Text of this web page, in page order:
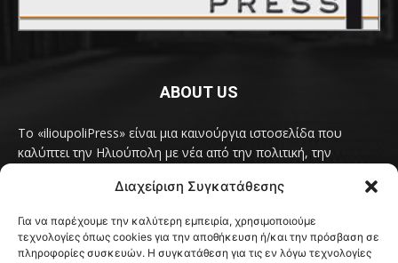
Διαχείριση Συγκατάθεσης
Για να παρέχουμε την καλύτερη εμπειρία, χρησιμοποιούμε
τεχνολογίες όπως cookies για την αποθήκευση ή/και την πρόσβαση σε
πληροφορίες συσκευών. Η συγκατάθεση για τις εν λόγω τεχνολογίες
ABOUT US
Το «ilioupoliPress» είναι μια καινούργια ιστοσελίδα που
καλύπτει την Ηλιούπολη με νέα από την πολιτική, την
Ηλιούπολης, των δημοτικών παρατάξεων και των
κάτι να πουν.Διαβάστε εδώ
Επικοινωνήστε μαζί μας στοilioupolipress1@yahoo.com